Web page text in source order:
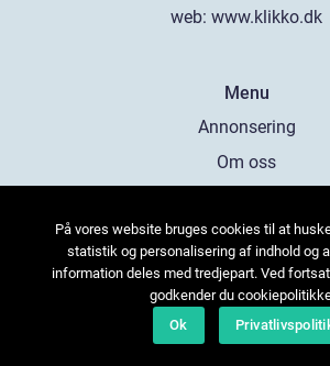
web: www.klikko.dk
Menu
Annonsering
Om oss
Kontakta oss
Sitemap
På vores website bruges cookies til at
statistik og personalisering af indhold og
information deles med tredjepart. Ved
godkender du
Ok